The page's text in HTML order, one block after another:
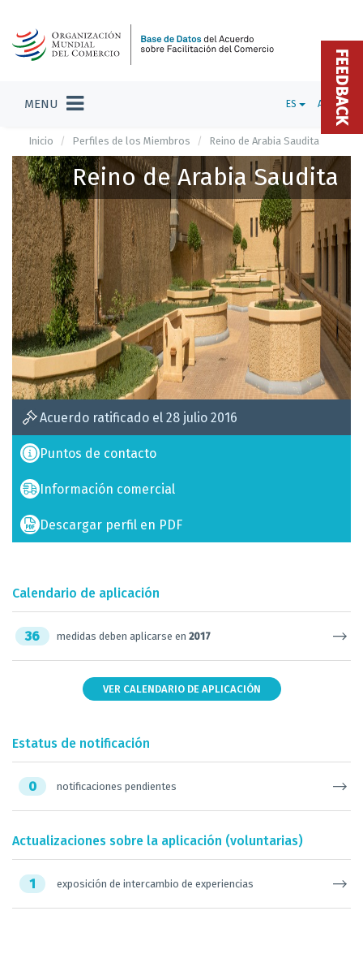
MENU ES ADMIN
Inicio Perfiles de los Miembros Reino de Arabia Saudita
Reino de Arabia Saudita
Acuerdo ratificado el 28 julio 2016
Puntos de contacto
Información comercial
Descargar perfil en PDF
Calendario de aplicación
36 medidas deben aplicarse en 2017
VER CALENDARIO DE APLICACIÓN
Estatus de notificación
0 notificaciones pendientes
Actualizaciones sobre la aplicación (voluntarias)
1 exposición de intercambio de experiencias
FEEDBACK